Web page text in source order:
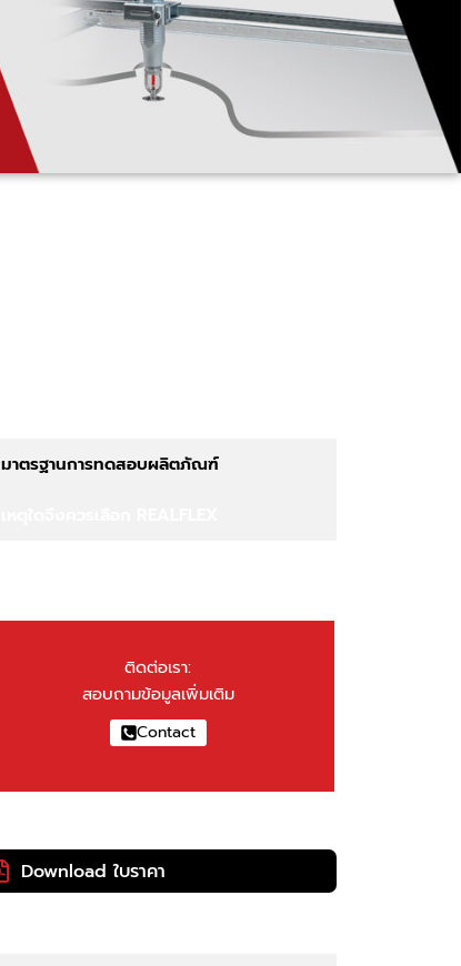
มาตรฐานการทดสอบผลิตภัณฑ์
ติดต่อเรา:
สอบถามข้อมูลเพิ่มเติม
Contact
Download ใบราคา